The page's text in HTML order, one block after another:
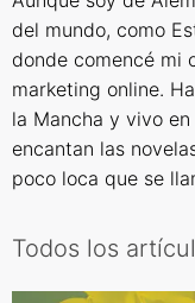
Únete al equipo
del mundo, como
donde comencé mi
marketing online.
la Mancha y vivo
encantan las
poco loca que se
Todos los